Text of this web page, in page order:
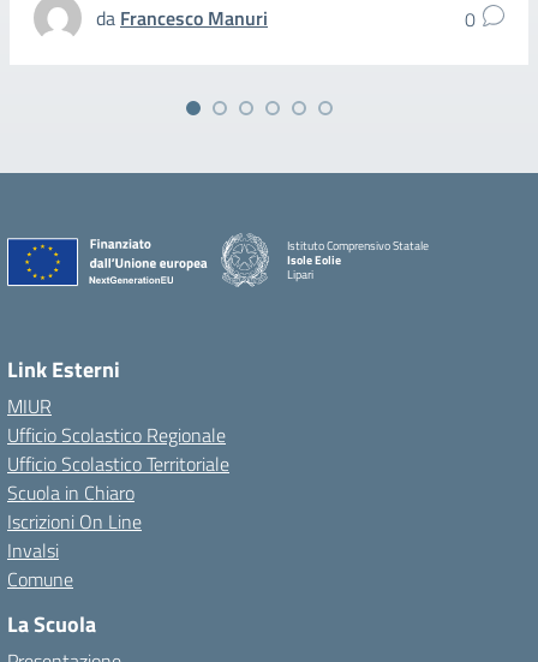
da Francesco Manuri 0
Istituto Comprensivo Statale
Isole Eolie
Lipari
Link Esterni
MIUR
Ufficio Scolastico Regionale
Ufficio Scolastico Territoriale
Scuola in Chiaro
Iscrizioni On Line
Invalsi
Comune
La Scuola